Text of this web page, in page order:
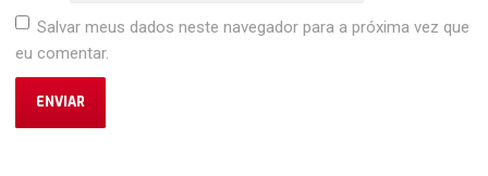
Salvar meus dados neste navegador para a próxima vez que
eu comentar.